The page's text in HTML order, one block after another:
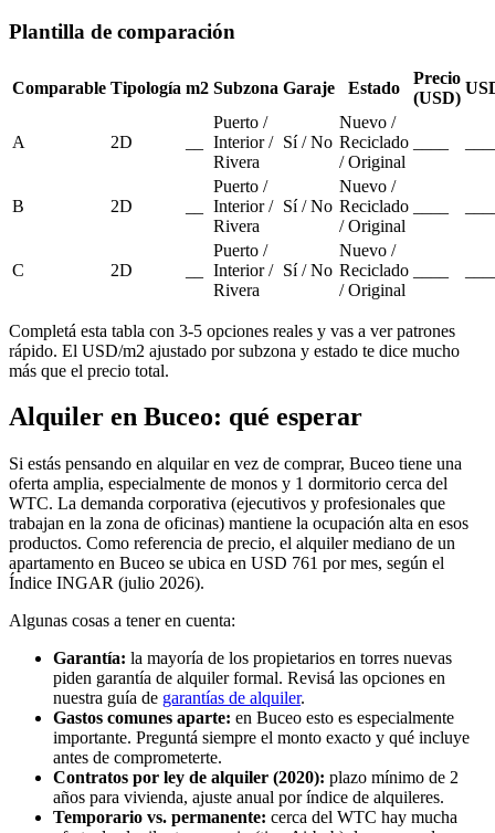
Plantilla de comparación
Comparable Tipología m2 Subzona Garaje Estado
Precio
(USD)
A 2D
Puerto /
Interior /
Rivera
Sí / No
Nuevo /
Reciclado
/ Original
B 2D
Puerto /
Interior /
Rivera
Sí / No
Nuevo /
Reciclado
/ Original
C 2D
Puerto /
Interior /
Rivera
Sí / No
Nuevo /
Reciclado
/ Original
Completá esta tabla con 3-5 opciones reales y vas a ver patrones
rápido. El USD/m2 ajustado por subzona y estado te dice mucho
más que el precio total.
Alquiler en Buceo: qué esperar
Si estás pensando en alquilar en vez de comprar, Buceo tiene una
oferta amplia, especialmente de monos y 1 dormitorio cerca del
WTC. La demanda corporativa (ejecutivos y profesionales que
trabajan en la zona de oficinas) mantiene la ocupación alta en esos
productos. Como referencia de precio, el alquiler mediano de un
apartamento en Buceo se ubica en USD 761 por mes, según el
Índice INGAR (julio 2026).
Algunas cosas a tener en cuenta:
Garantía: la mayoría de los propietarios en torres nuevas
piden garantía de alquiler formal. Revisá las opciones en
nuestra guía de garantías de alquiler.
Gastos comunes aparte: en Buceo esto es especialmente
importante. Preguntá siempre el monto exacto y qué incluye
antes de comprometerte.
Contratos por ley de alquiler (2020): plazo mínimo de 2
años para vivienda, ajuste anual por índice de alquileres.
Temporario vs. permanente: cerca del WTC hay mucha